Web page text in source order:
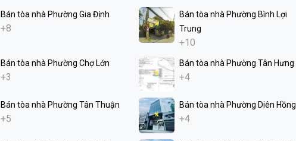
Bán tòa nhà Phường Gia Định
+8
Bán tòa nhà Phường Bình Lợi
Trung
+10
Bán tòa nhà Phường Chợ Lớn
+3
Bán tòa nhà Phường Tân Hưng
+4
Bán tòa nhà Phường Tân Thuận
+5
Bán tòa nhà Phường Diên Hồng
+4